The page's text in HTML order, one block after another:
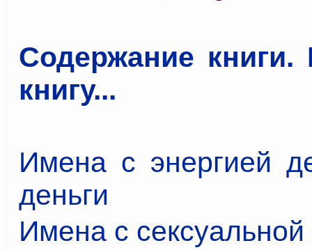
Содержание книги.
книгу...
Имена с энергией
деньги
Имена с сексуальной